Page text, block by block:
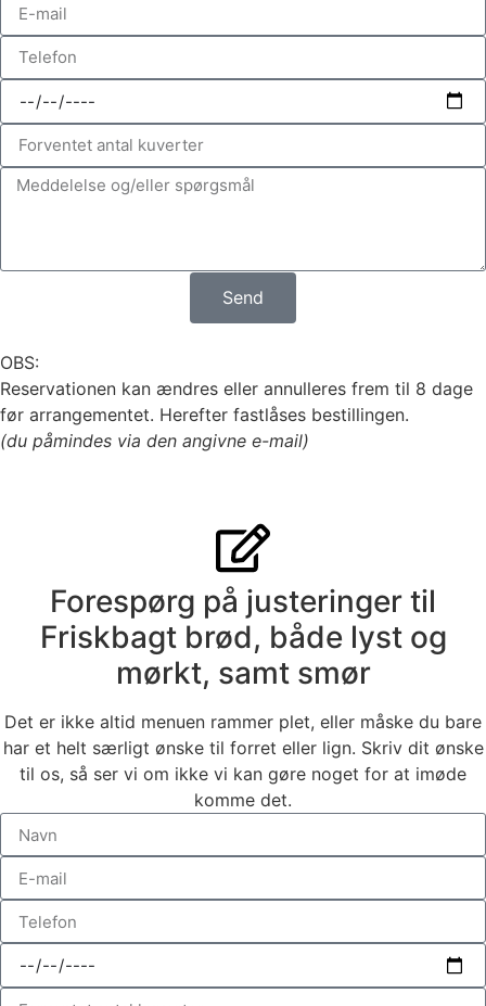
Send
OBS:
Reservationen kan ændres eller annulleres frem til 8 dage
før arrangementet. Herefter fastlåses bestillingen.
(du påmindes via den angivne e-mail)
Forespørg på justeringer til
Friskbagt brød, både lyst og
mørkt, samt smør
Det er ikke altid menuen rammer plet, eller måske du bare
har et helt særligt ønske til forret eller lign. Skriv dit ønske
til os, så ser vi om ikke vi kan gøre noget for at imøde
komme det.